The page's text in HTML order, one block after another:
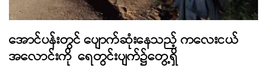
အောင်ပန်းတွင် ပျောက်ဆုံးနေသည့် ကလေးငယ်
အလောင်းကို ရေတွင်းပျက်၌တွေ့ရှိ